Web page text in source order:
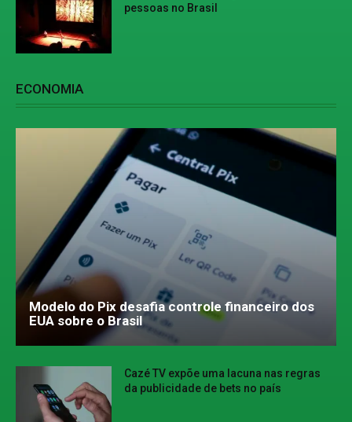
pessoas no Brasil
ECONOMIA
Modelo do Pix desafia controle financeiro dos
EUA sobre o Brasil
Cazé TV expõe uma lacuna nas regras
da publicidade de bets no país